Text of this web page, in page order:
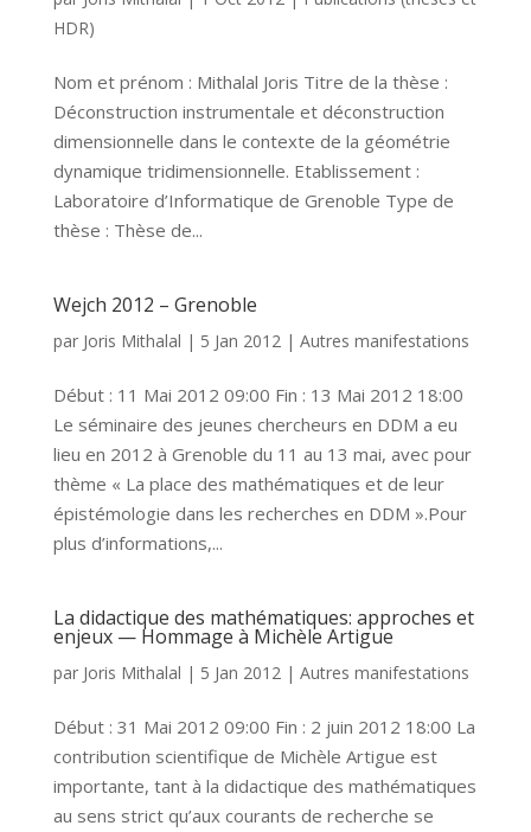
HDR)
Nom et prénom : Mithalal Joris Titre de la thèse :
Déconstruction instrumentale et déconstruction
dimensionnelle dans le contexte de la géométrie
dynamique tridimensionnelle. Etablissement :
Laboratoire d’Informatique de Grenoble Type de
thèse : Thèse de...
Wejch 2012 – Grenoble
par Joris Mithalal | 5 Jan 2012| Autres manifestations
Début : 11 Mai 2012 09:00 Fin : 13 Mai 2012 18:00
Le séminaire des jeunes chercheurs en DDM a eu
lieu en 2012 à Grenoble du 11 au 13 mai, avec pour
thème « La place des mathématiques et de leur
épistémologie dans les recherches en DDM ».Pour
plus d’informations,...
La didactique des mathématiques: approches et
enjeux — Hommage à Michèle Artigue
par Joris Mithalal | 5 Jan 2012| Autres manifestations
Début : 31 Mai 2012 09:00 Fin : 2 juin 2012 18:00 La
contribution scientifique de Michèle Artigue est
importante, tant à la didactique des mathématiques
au sens strict qu’aux courants de recherche se